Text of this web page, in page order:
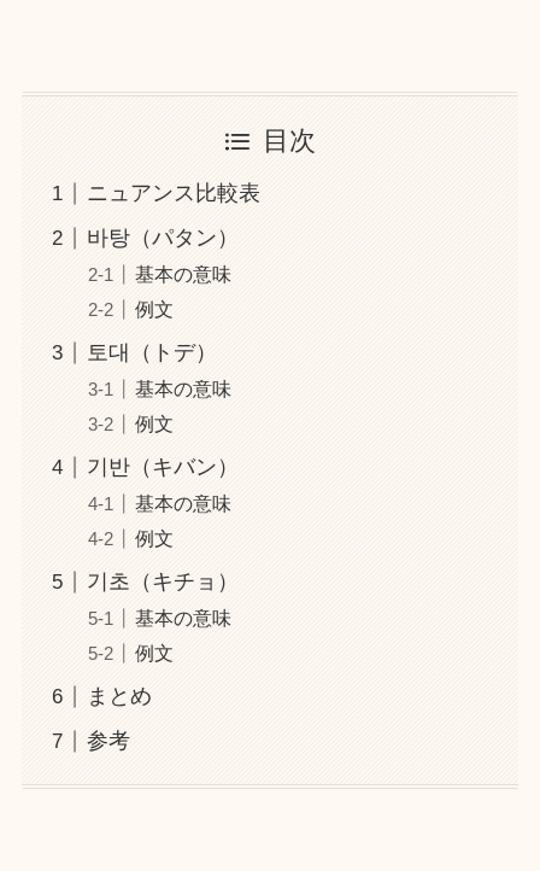
目次
ニュアンス比較表
바탕（パタン）
基本の意味
例文
토대（トデ）
基本の意味
例文
기반（キバン）
基本の意味
例文
기초（キチョ）
基本の意味
例文
まとめ
参考